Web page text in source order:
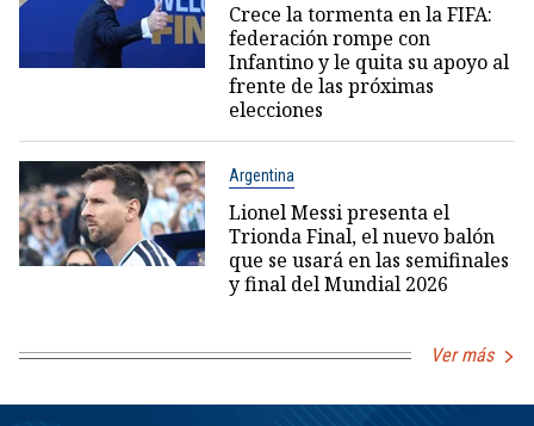
Crece la tormenta en la FIFA:
federación rompe con
Infantino y le quita su apoyo al
frente de las próximas
elecciones
Argentina
Lionel Messi presenta el
Trionda Final, el nuevo balón
que se usará en las semifinales
y final del Mundial 2026
Ver más